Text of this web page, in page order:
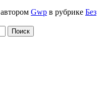
автором Gwp в рубрике Без